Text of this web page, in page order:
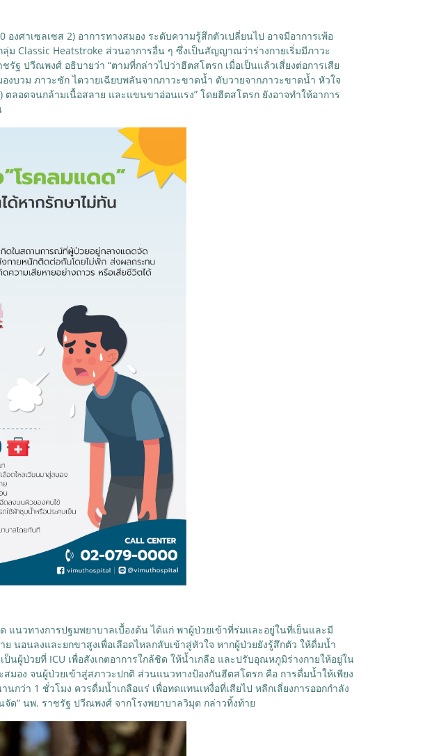
งศาเซลเซส 2) อาการทางสมอง ระดับความรู้สึกตัวเปลี่ยนไป อาจมีอาการเพ้อ
Classic Heatstroke ส่วนอาการอื่น ๆ ซึ่งเป็นสัญญาณว่าร่างกายเริ่มมีภาวะ
ปวีณพงศ์ อธิบายว่า “ตามที่กล่าวไปว่าฮีตสโตรก เมื่อเป็นแล้วเสี่ยงต่อการเสีย
บวม ภาวะชัก ไตวายเฉียบพลันจากภาวะขาดน้ำ ตับวายจากภาวะขาดน้ำ หัวใจ
ตลอดจนกล้ามเนื้อสลาย และแขนขาอ่อนแรง” โดยฮีตสโตรก ยังอาจทำให้อาการ
นวทางการปฐมพยาบาลเบื้องต้น ได้แก่ พาผู้ป่วยเข้าที่ร่มและอยู่ในที่เย็นและมี
นอนลงและยกขาสูงเพื่อเลือดไหลกลับเข้าสู่หัวใจ หากผู้ป่วยยังรู้สึกตัว ให้ดื่มน้ำ
นผู้ป่วยที่ ICU เพื่อสังเกตอาการใกล้ชิด ให้น้ำเกลือ และปรับอุณหภูมิร่างกายให้อยู่ใน
อง จนผู้ป่วยเข้าสู่สภาวะปกติ ส่วนแนวทางป้องกันฮีตสโตรก คือ การดื่มน้ำให้เพียง
ว่า 1 ชั่วโมง ควรดื่มน้ำเกลือแร่ เพื่อทดแทนเหงื่อที่เสียไป หลีกเลี่ยงการออกกำลัง
ด” นพ. ราชรัฐ ปวีณพงศ์ จากโรงพยาบาลวิมุต กล่าวทิ้งท้าย